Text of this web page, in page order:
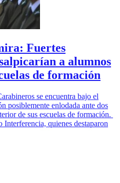
Fuertes
a alumnos
de formación
se encuentra bajo el
posiblemente enlodada ante dos
de sus escuelas de formación.
quienes destaparon